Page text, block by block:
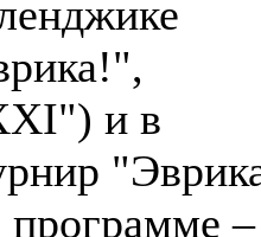
и в
–